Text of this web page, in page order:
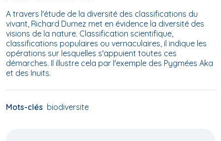
A travers l'étude de la diversité des classifications du
vivant, Richard Dumez met en évidence la diversité des
visions de la nature. Classification scientifique,
classifications populaires ou vernaculaires, il indique les
opérations sur lesquelles s'appuient toutes ces
démarches. Il illustre cela par l'exemple des Pygmées Aka
et des Inuits.
Mots-clés biodiversite